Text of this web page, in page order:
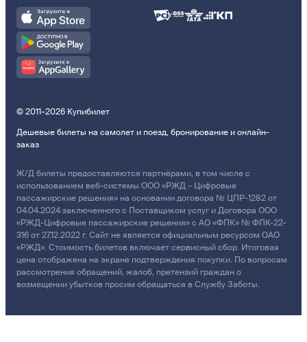
© 2011–2026 Купибилет
Дешевые билеты на самолет и поезд, бронирование и онлайн-
заказ
Ж/Д билеты предоставляются партнёрами, в том числе с
использованием веб-системы ООО «РЖД – Цифровые
пассажирские решения» на основании договора № ЦПР-1282 от
04.04.2024 заключенного с Поставщиком услуг и Договора ООО
«РЖД-Цифровые пассажирские решения» с АО «ФПК» № ФПК-22-
316 от 27.12.2022 г. Сайт не является официальным ресурсом ОАО
«РЖД». Стоимость билетов включает сервисный сбор. Итоговая
цена отображена на экране подтверждения покупки. По вопросам
рассмотрения обращений, жалоб, претензий граждан о
возмещении убытков просим обращаться в Службу Заботы.